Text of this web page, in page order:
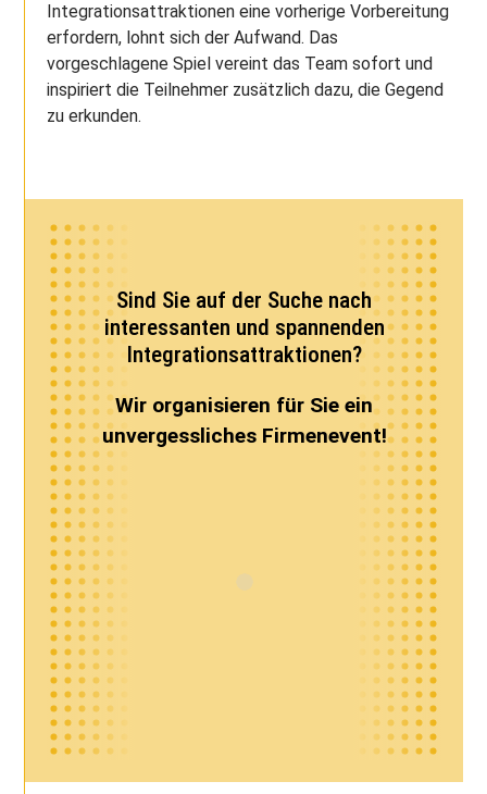
Integrationsattraktionen eine vorherige Vorbereitung
erfordern, lohnt sich der Aufwand. Das
vorgeschlagene Spiel vereint das Team sofort und
inspiriert die Teilnehmer zusätzlich dazu, die Gegend
zu erkunden.
Sind Sie auf der Suche nach
interessanten und spannenden
Integrationsattraktionen?
Wir organisieren für Sie ein
unvergessliches Firmenevent!